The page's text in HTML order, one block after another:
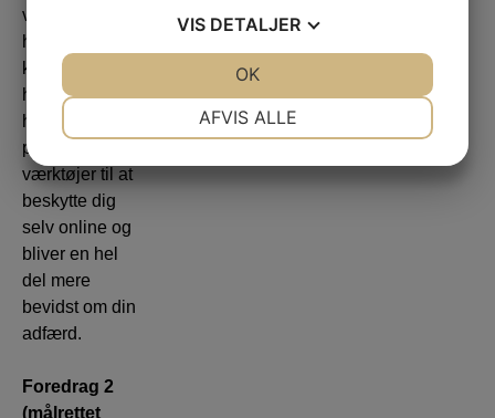
virkelige
historier, der
kan ske for
hvem som
helst. Du får
praktiske
værktøjer til at
beskytte dig
selv online og
bliver en hel
del mere
bevidst om din
adfærd.
Foredrag 2
(målrettet
VIS DETALJER
MARKETING
AFVIS ALLE
OK